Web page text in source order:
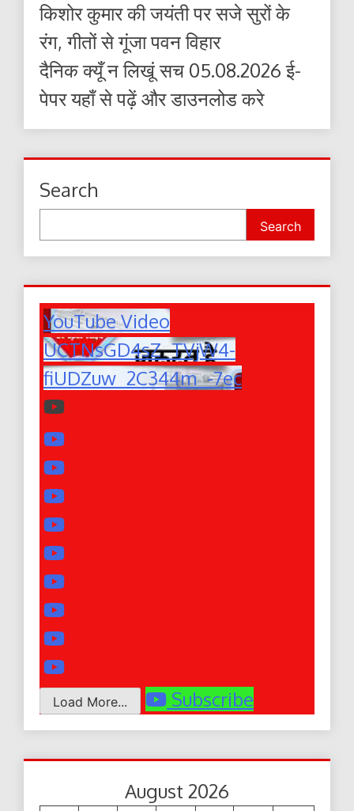
किशोर कुमार की जयंती पर सजे सुरों के
रंग, गीतों से गूंजा पवन विहार
दैनिक क्यूँ न लिखूं सच 05.08.2026 ई-
पेपर यहाँ से पढ़ें और डाउनलोड करे
Search
Search
YouTube Video
UCTNsGD4sZ_TVjW4-
fiUDZuw_2C344m_-7ec
Load More... Subscribe
August 2026